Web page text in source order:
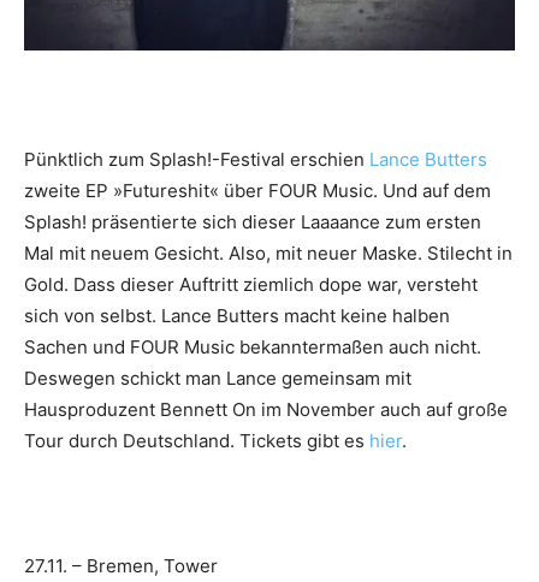
Pünktlich zum Splash!-Festival erschien Lance Butters
zweite EP »Futureshit« über FOUR Music. Und auf dem
Splash! präsentierte sich dieser Laaaance zum ersten
Mal mit neuem Gesicht. Also, mit neuer Maske. Stilecht in
Gold. Dass dieser Auftritt ziemlich dope war, versteht
sich von selbst. Lance Butters macht keine halben
Sachen und FOUR Music bekanntermaßen auch nicht.
Deswegen schickt man Lance gemeinsam mit
Hausproduzent Bennett On im November auch auf große
Tour durch Deutschland. Tickets gibt es hier.
27.11. – Bremen, Tower